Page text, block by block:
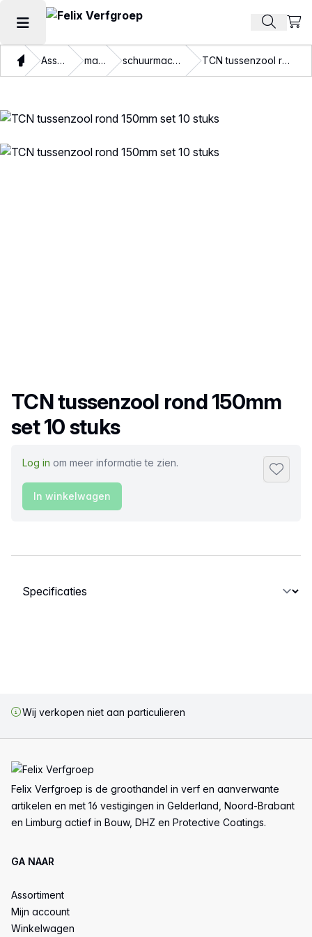
Hoofdmenu openen Zoek
ThuisAssortiment machines schuurmachine onderdelen TCN tussenzool rond 150mm set 10 stuks
Productnaam
TCN tussenzool rond 150mm
set 10 stuks
Log in om meer informatie te zien.
In winkelwagen
Selecteer een tabblad
Wij verkopen niet aan particulieren
Felix Verfgroep is de groothandel in verf en aanverwante
artikelen en met 16 vestigingen in Gelderland, Noord-Brabant
en Limburg actief in Bouw, DHZ en Protective Coatings.
GA NAAR
Assortiment
Mijn account
Winkelwagen